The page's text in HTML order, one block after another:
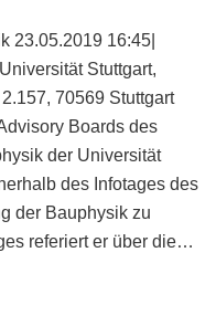
23.05.2019 16:45|
Stuttgart,
70569 Stuttgart
Boards des
der Universität
des Infotages des
der Bauphysik zu
referiert er über die…